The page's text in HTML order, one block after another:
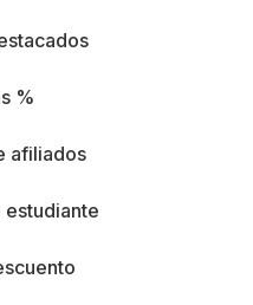
%
afiliados
estudiante